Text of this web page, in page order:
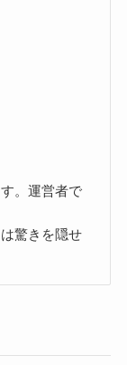
。運営者で
驚きを隠せ